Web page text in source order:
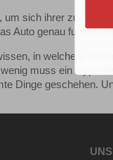
um sich ihrer zu
Auto genau
in welchem Teil
muss ein
Dinge geschehen.